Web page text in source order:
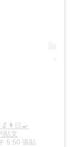
貼文
5:50 張貼